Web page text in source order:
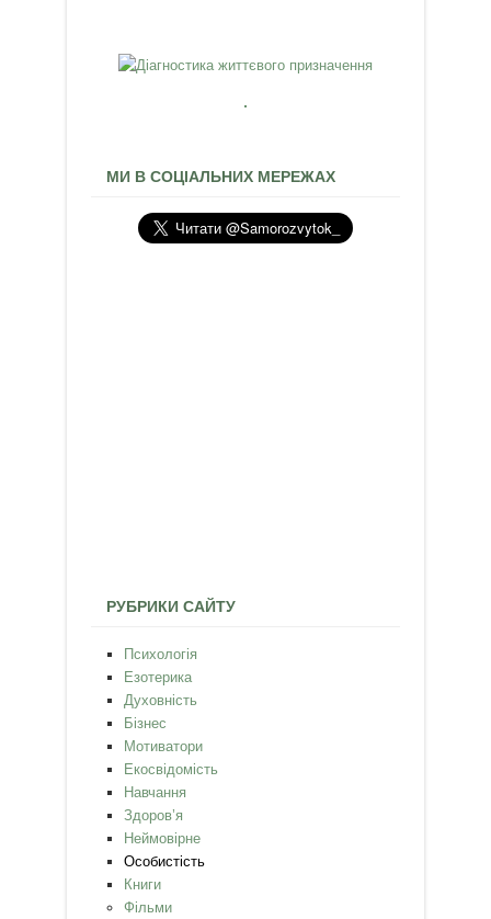
МИ В СОЦІАЛЬНИХ МЕРЕЖАХ
РУБРИКИ САЙТУ
Психологія
Езотерика
Духовність
Бізнес
Мотиватори
Екосвідомість
Навчання
Здоров’я
Неймовірне
Особистість
Книги
Фільми